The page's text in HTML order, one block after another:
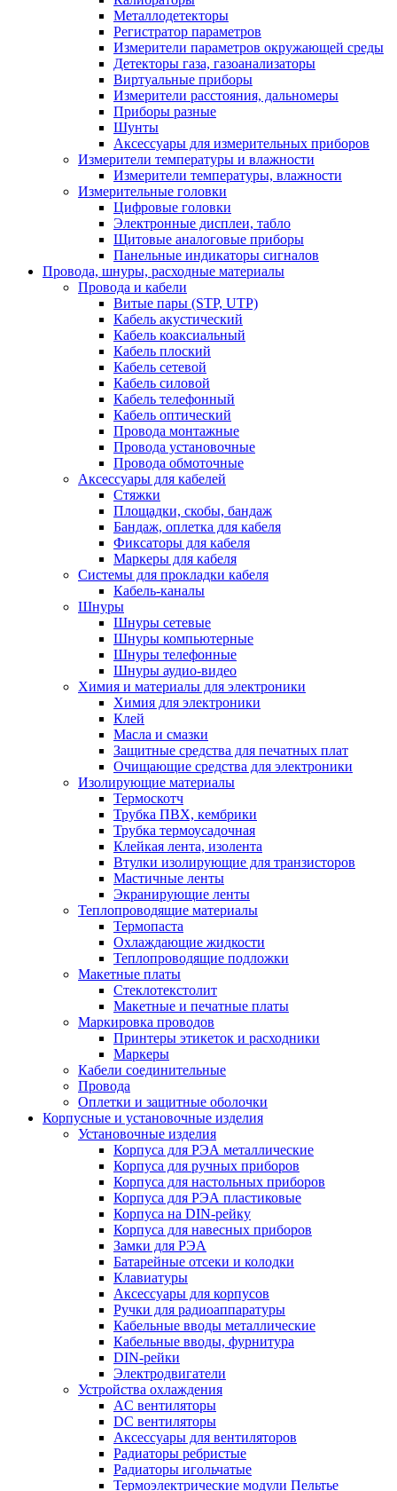
Металлодетекторы
Регистратор параметров
Измерители параметров окружающей среды
Детекторы газа, газоанализаторы
Виртуальные приборы
Измерители расстояния, дальномеры
Приборы разные
Шунты
Аксессуары для измерительных приборов
Измерители температуры и влажности
Измерители температуры, влажности
Измерительные головки
Цифровые головки
Электронные дисплеи, табло
Щитовые аналоговые приборы
Панельные индикаторы сигналов
Провода, шнуры, расходные материалы
Провода и кабели
Витые пары (STP, UTP)
Кабель акустический
Кабель коаксиальный
Кабель плоский
Кабель сетевой
Кабель силовой
Кабель телефонный
Кабель оптический
Провода монтажные
Провода установочные
Провода обмоточные
Аксессуары для кабелей
Стяжки
Площадки, скобы, бандаж
Бандаж, оплетка для кабеля
Фиксаторы для кабеля
Маркеры для кабеля
Системы для прокладки кабеля
Кабель-каналы
Шнуры
Шнуры сетевые
Шнуры компьютерные
Шнуры телефонные
Шнуры аудио-видео
Химия и материалы для электроники
Химия для электроники
Клей
Масла и смазки
Защитные средства для печатных плат
Очищающие средства для электроники
Изолирующие материалы
Термоскотч
Трубка ПВХ, кембрики
Трубка термоусадочная
Клейкая лента, изолента
Втулки изолирующие для транзисторов
Мастичные ленты
Экранирующие ленты
Теплопроводящие материалы
Термопаста
Охлаждающие жидкости
Теплопроводящие подложки
Макетные платы
Стеклотекстолит
Макетные и печатные платы
Маркировка проводов
Принтеры этикеток и расходники
Маркеры
Кабели соединительные
Провода
Оплетки и защитные оболочки
Корпусные и установочные изделия
Установочные изделия
Корпуса для РЭА металлические
Корпуса для ручных приборов
Корпуса для настольных приборов
Корпуса для РЭА пластиковые
Корпуса на DIN-рейку
Корпуса для навесных приборов
Замки для РЭА
Батарейные отсеки и колодки
Клавиатуры
Аксессуары для корпусов
Ручки для радиоаппаратуры
Кабельные вводы металлические
Кабельные вводы, фурнитура
DIN-рейки
Электродвигатели
Устройства охлаждения
AC вентиляторы
DC вентиляторы
Аксессуары для вентиляторов
Радиаторы ребристые
Радиаторы игольчатые
Термоэлектрические модули Пельтье